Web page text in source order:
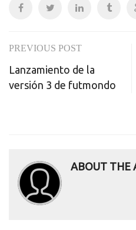
Post
navigation
PREVIOUS POST
Lanzamiento de la
versión 3 de futmondo
ABOUT THE